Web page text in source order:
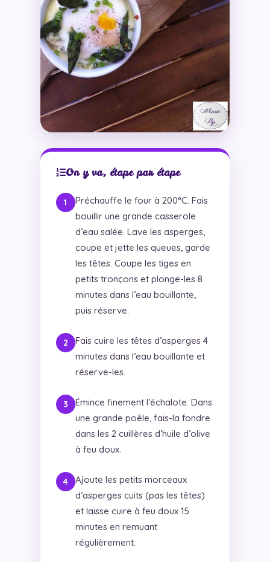
On y va, étape par étape
Préchauffe le four à 200°C. Fais
bouillir une grande casserole
d’eau salée. Lave les asperges,
coupe et jette les queues, garde
les têtes. Coupe les tiges en
petits tronçons et plonge-les 8
minutes dans l’eau bouillante,
puis réserve.
Fais cuire les têtes d’asperges 4
minutes dans l’eau bouillante et
réserve-les.
Émince finement l’échalote. Dans
une grande poêle, fais-la fondre
dans les 2 cuillères d’huile d’olive
à feu doux.
Ajoute les petits morceaux
d’asperges cuits (pas les têtes)
et laisse cuire à feu doux 15
minutes en remuant
régulièrement.